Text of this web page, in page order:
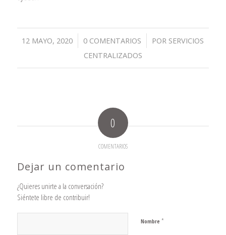
12 MAYO, 2020
/ 0 COMENTARIOS
/ POR SERVICIOS
CENTRALIZADOS
0
COMENTARIOS
Dejar un comentario
¿Quieres unirte a la conversación?
Siéntete libre de contribuir!
Nombre *